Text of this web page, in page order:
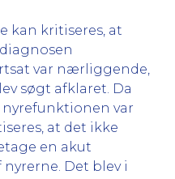
kan kritiseres, at
var nærliggende,
søgt afklaret. Da
nyrefunktionen var
at det ikke
en akut
Det blev i